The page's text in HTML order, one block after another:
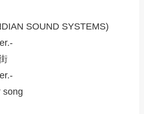
SOUND SYSTEMS)
song